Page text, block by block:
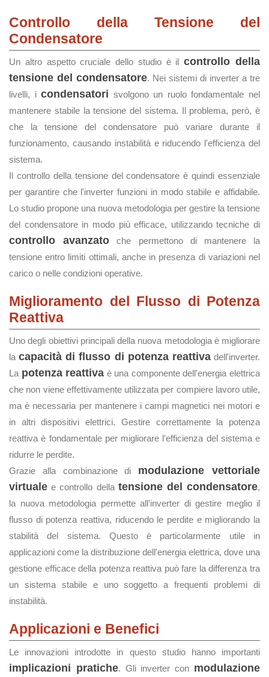
Controllo della Tensione del
Condensatore
Un altro aspetto cruciale dello studio è ilcontrollo della
tensione del condensatore. Nei sistemi di inverter a tre
livelli, icondensatori svolgono un ruolo fondamentale nel
mantenere stabile la tensione del sistema. Il problema, però, è
che la tensione del condensatore può variare durante il
funzionamento, causando instabilità e riducendo l'efficienza del
sistema.
Il controllo della tensione del condensatore è quindi essenziale
per garantire che l'inverter funzioni in modo stabile e affidabile.
Lo studio propone una nuova metodologia per gestire la tensione
del condensatore in modo più efficace, utilizzando tecniche di
controllo avanzato che permettono di mantenere la
tensione entro limiti ottimali, anche in presenza di variazioni nel
carico o nelle condizioni operative.
Miglioramento del Flusso di Potenza
Reattiva
Uno degli obiettivi principali della nuova metodologia è migliorare
lacapacità di flusso di potenza reattivadell'inverter.
La potenza reattiva è una componente dell'energia elettrica
che non viene effettivamente utilizzata per compiere lavoro utile,
ma è necessaria per mantenere i campi magnetici nei motori e
in altri dispositivi elettrici. Gestire correttamente la potenza
reattiva è fondamentale per migliorare l'efficienza del sistema e
ridurre le perdite.
Grazie alla combinazione di modulazione vettoriale
virtuale e controllo della tensione del condensatore,
la nuova metodologia permette all'inverter di gestire meglio il
flusso di potenza reattiva, riducendo le perdite e migliorando la
stabilità del sistema. Questo è particolarmente utile in
applicazioni come la distribuzione dell'energia elettrica, dove una
gestione efficace della potenza reattiva può fare la differenza tra
un sistema stabile e uno soggetto a frequenti problemi di
instabilità.
Applicazioni e Benefici
Le innovazioni introdotte in questo studio hanno importanti
implicazioni pratiche. Gli inverter con modulazione